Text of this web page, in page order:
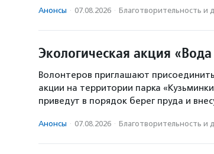
Анонсы · 07.08.2026 · Благотвори­тель­ность и
Экологическая акция
Волонтеров приглашают
акции на территории парка
приведут в порядок берег пруда и
Анонсы · 07.08.2026 · Благотвори­тель­ность и